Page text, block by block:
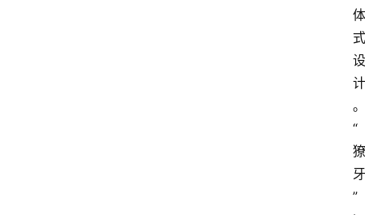
体
式
设
计
。
“
獠
牙
”